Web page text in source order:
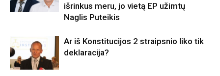
išrinkus meru, jo vietą EP užimtų
Naglis Puteikis
Ar iš Konstitucijos 2 straipsnio liko tik
deklaracija?